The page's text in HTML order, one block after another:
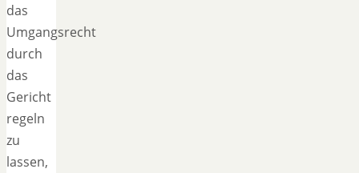
das
Umgangsrecht
durch
das
Gericht
regeln
zu
lassen,